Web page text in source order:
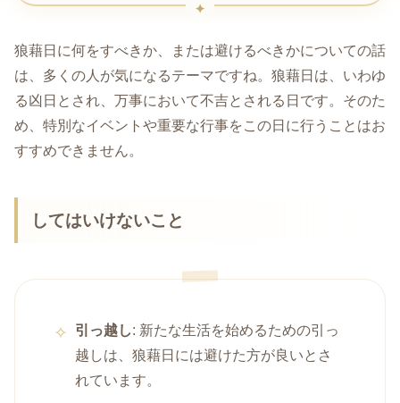
狼藉日に何をすべきか、または避けるべきかについての話
は、多くの人が気になるテーマですね。狼藉日は、いわゆ
る凶日とされ、万事において不吉とされる日です。そのた
め、特別なイベントや重要な行事をこの日に行うことはお
すすめできません。
してはいけないこと
引っ越し: 新たな生活を始めるための引っ
越しは、狼藉日には避けた方が良いとさ
れています。